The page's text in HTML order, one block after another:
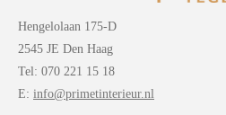
Hengelolaan 175-D
2545 JE Den Haag
Tel: 070 221 15 18
E: info@primetinterieur.nl